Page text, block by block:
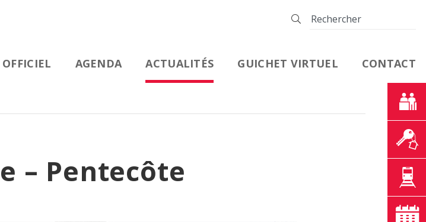
OFFICIEL AGENDA ACTUALITÉS GUICHET VIRTUEL CONTACT
– Pentecôte